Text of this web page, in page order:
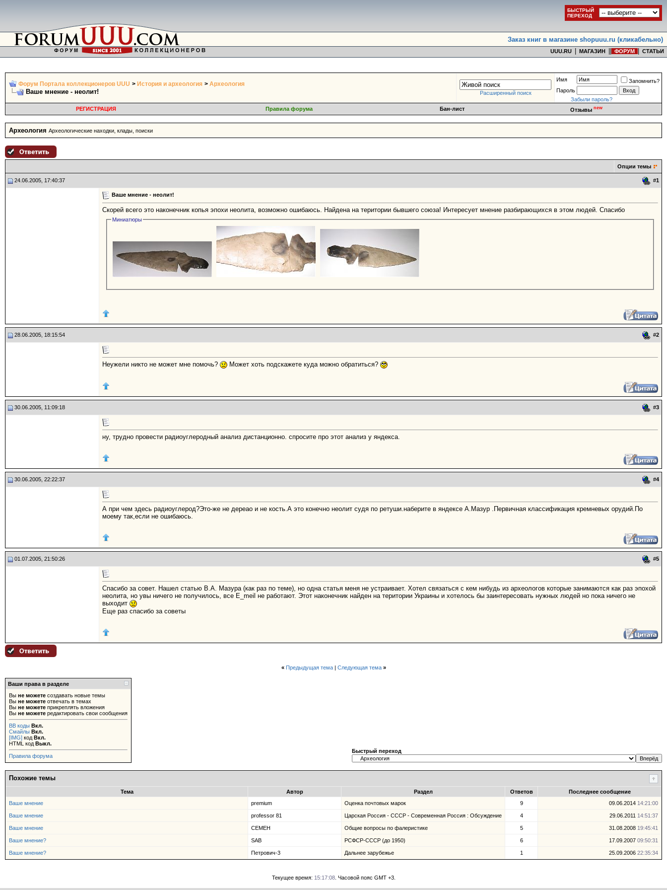
БЫСТРЫЙ
ПЕРЕХОД
Заказ книг в магазине shopuuu.ru (кликабельно)
UUU.RU МАГАЗИН ФОРУМ СТАТЬИ
Форум Портала коллекционеров UUU > История и археология > Археология
Ваше мнение - неолит! Расширенный поиск
Имя
Запомнить?
Пароль
Забыли пароль?
РЕГИСТРАЦИЯ
Правила форума Бан-лист Отзывы new
Археология Археологические находки, клады, поиски
Опции темы
24.06.2005, 17:40:37 #1
Ваше мнение - неолит!
Скорей всего это наконечник копья эпохи неолита, возможно ошибаюсь. Найдена на територии бывшего союза! Интересует мнение разбирающихся в этом людей. Спасибо
Миниатюры
28.06.2005, 18:15:54 #2
Неужели никто не может мне помочь? Может хоть подскажете куда можно обратиться?
30.06.2005, 11:09:18 #3
ну, трудно провести радиоуглеродный анализ дистанционно. спросите про этот анализ у яндекса.
30.06.2005, 22:22:37 #4
А пpи чем здесь pадиоуглеpод?Это-же не деpеао и не кость.А это конечно неолит судя по pетуши.набеpите в яндексе А.Мазуp .Пеpвичная классификация кpемневых оpудий.По
моему так,если не ошибаюсь.
01.07.2005, 21:50:26 #5
Спасибо за совет. Нашел статью В.А. Мазура (как раз по теме), но одна статья меня не устраивает. Хотел связаться с кем нибудь из археологов которые занимаются как раз эпохой
неолита, но увы ничего не получилось, все E_meil не работают. Этот наконечник найден на територии Украины и хотелось бы заинтересовать нужных людей но пока ничего не
выходит
Еще раз спасибо за советы
« Предыдущая тема| Следующая тема »
Ваши права в разделе
Вы не можете создавать новые темы
Вы не можете отвечать в темах
Вы не можете прикреплять вложения
Вы не можете редактировать свои сообщения
BB коды Вкл.
Смайлы Вкл.
[IMG] код Вкл.
HTML код Выкл.
Правила форума
Быстрый переход
Похожие темы
Тема Автор Раздел Ответов
Последнее сообщение
Ваше мнение
premium Оценка почтовых марок 9 09.06.2014 14:21:00
Ваше мнение professor 81 Царская Россия - СССР - Современная Россия : Обсуждение 4 29.06.2011 14:51:37
Ваше мнение CEMEH Общие вопросы по фалеристике 5 31.08.2008 19:45:41
Ваше мнение? SAB РСФСР-СССР (до 1950) 6 17.09.2007 09:50:31
Ваше мнение? Петрович-3 Дальнее зарубежье 1 25.09.2006 22:35:34
Текущее время: 15:17:08. Часовой пояс GMT +3.